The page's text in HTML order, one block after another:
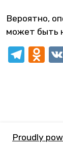
Вероятно,
может быть
Proudly